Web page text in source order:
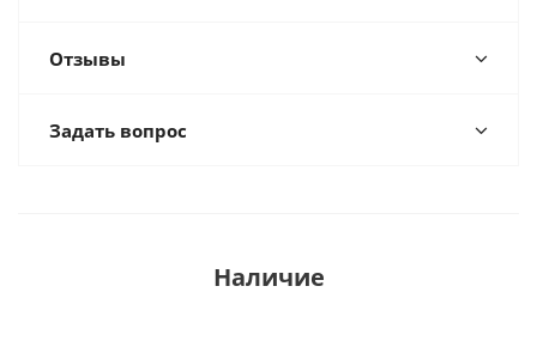
Отзывы
Задать вопрос
Наличие